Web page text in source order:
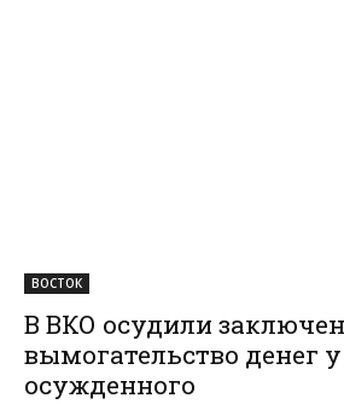
ВОСТОК
В ВКО осудили
вымогательство денег у
осужденного